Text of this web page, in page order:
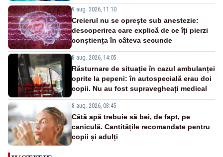
9 aug. 2026, 11:10
Creierul nu se oprește sub anestezie:
descoperirea care explică de ce îți pierzi
conștiența în câteva secunde
8 aug. 2026, 14:05
Răsturnare de situație în cazul ambulanței
oprite la pepeni: în autospecială erau doi
copii. Nu au fost supravegheați medical
8 aug. 2026, 08:45
Câtă apă trebuie să bei, de fapt, pe
caniculă. Cantitățile recomandate pentru
copii și adulți